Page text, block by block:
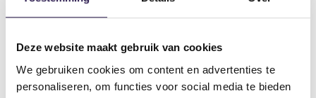
Deze website maakt gebruik van cookies
We gebruiken cookies om content en advertenties te
personaliseren, om functies voor social media te bieden
Voor deze oefening heb je een dumbbell nodig. Hierbij
Zoek een beschikbaar trainingsbankje.
Zet één knie op de trainingsbank en gebruik een hand
om op te steunen. Met je andere hand pak je de